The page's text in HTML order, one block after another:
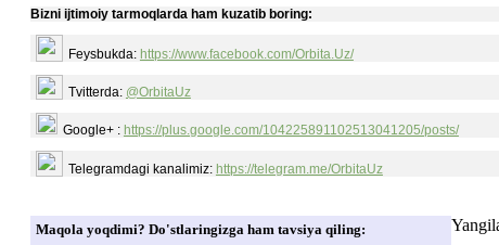
Bizni ijtimoiy tarmoqlarda ham kuzatib boring:
Feysbukda: https://www.facebook.com/Orbita.Uz/
Tvitterda: @OrbitaUz
Google+ : https://plus.google.com/104225891102513041205/posts/
Telegramdagi kanalimiz: https://telegram.me/OrbitaUz
Maqola yoqdimi? Do'stlaringizga ham tavsiya qiling: